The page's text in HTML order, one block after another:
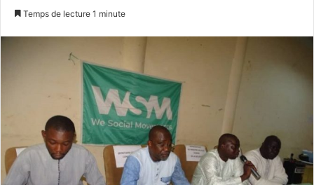
e
u
n
c
o
u
Temps de lecture 1 minute